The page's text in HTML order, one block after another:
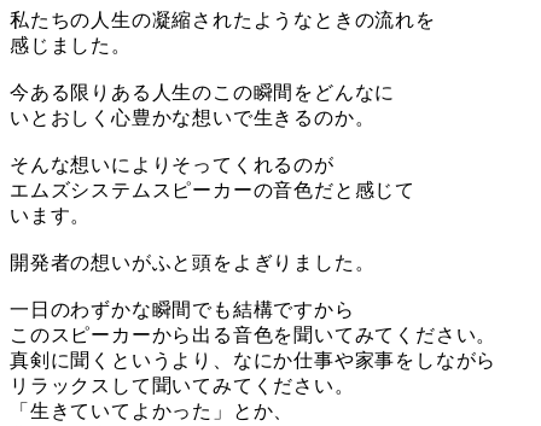
私たちの人生の凝縮されたようなときの流れを
感じました。
今ある限りある人生のこの瞬間をどんなに
いとおしく心豊かな想いで生きるのか。
そんな想いによりそってくれるのが
エムズシステムスピーカーの音色だと感じて
います。
開発者の想いがふと頭をよぎりました。
一日のわずかな瞬間でも結構ですから
このスピーカーから出る音色を聞いてみてください。
真剣に聞くというより、なにか仕事や家事をしながら
リラックスして聞いてみてください。
「生きていてよかった」とか、